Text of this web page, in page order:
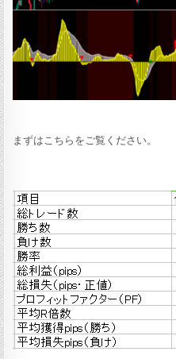
まずはこちらをご覧ください。